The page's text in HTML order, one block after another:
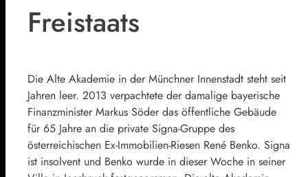
Freistaats
Die Alte Akademie in der Münchner Innenstadt steht seit
Jahren leer. 2013 verpachtete der damalige bayerische
Finanzminister Markus Söder das öffentliche Gebäude
für 65 Jahre an die private Signa-Gruppe des
österreichischen Ex-Immobilien-Riesen René Benko. Signa
ist insolvent und Benko wurde in dieser Woche in seiner